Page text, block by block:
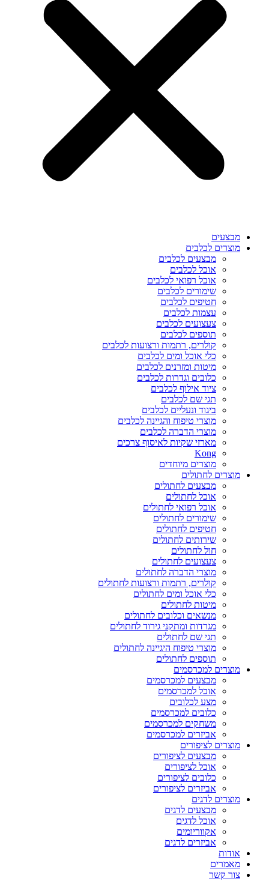
מבצעים
מוצרים לכלבים
מבצעים לכלבים
אוכל לכלבים
אוכל רפואי לכלבים
שימורים לכלבים
חטיפים לכלבים
עצמות לכלבים
צעצועים לכלבים
תוספים לכלבים
קולרים, רתמות ורצועות לכלבים
כלי אוכל ומים לכלבים
מיטות ומזרנים לכלבים
כלובים וגדרות לכלבים
ציוד אילוף לכלבים
תגי שם לכלבים
ביגוד ונעליים לכלבים
מוצרי טיפוח והגיינה לכלבים
מוצרי הדברה לכלבים
מארזי שקיות לאיסוף צרכים
Kong
מוצרים מיוחדים
מוצרים לחתולים
מבצעים לחתולים
אוכל לחתולים
אוכל רפואי לחתולים
שימורים לחתולים
חטיפים לחתולים
שירותים לחתולים
חול לחתולים
צעצועים לחתולים
מוצרי הדברה לחתולים
קולרים, רתמות ורצועות לחתולים
כלי אוכל ומים לחתולים
מיטות לחתולים
מנשאים וכלובים לחתולים
מגרדות ומתקני גירוד לחתולים
תגי שם לחתולים
מוצרי טיפוח היגיינה לחתולים
תוספים לחתולים
מוצרים למכרסמים
מבצעים למכרסמים
אוכל למכרסמים
מצע לכלובים
כלובים למכרסמים
משחקים למכרסמים
אביזרים למכרסמים
מוצרים לציפורים
מבצעים לציפורים
אוכל לציפורים
כלובים לציפורים
אביזרים לציפורים
מוצרים לדגים
מבצעים לדגים
אוכל לדגים
אקווריומים
אביזרים לדגים
אודות
מאמרים
צור קשר